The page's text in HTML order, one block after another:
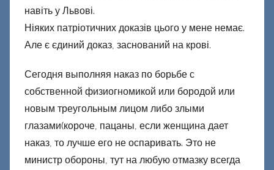
ц
к
и
й
навіть у Львові.
Ніяких патріотичних доказів цього у мене немає.
Але є єдиний доказ, заснований на крові.
Сегодня выполняя наказ по борьбе с
собственной физиогномикой или бородой или
новым треугольным лицом либо злыми
глазами(короче, пацаны, если женщина дает
наказ, то лучше его не оспаривать. Это не
министр обороны, тут на любую отмазку всегда